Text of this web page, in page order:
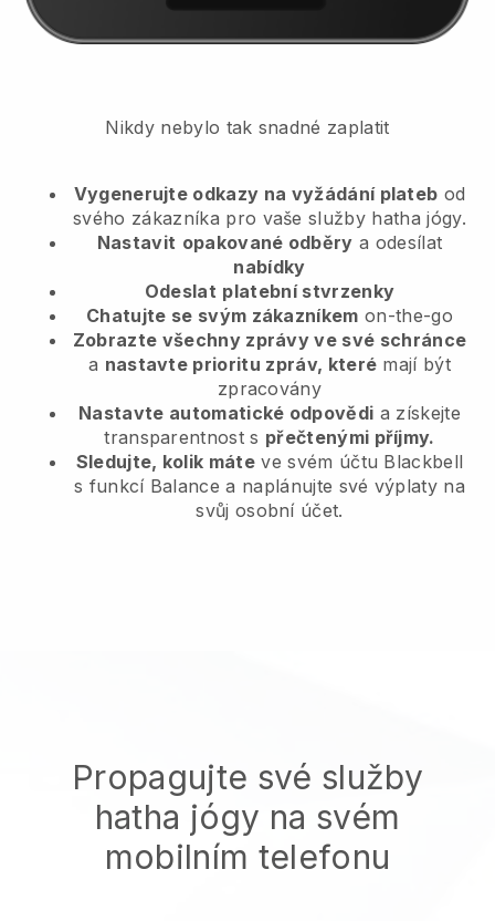
Nikdy nebylo tak snadné zaplatit
Vygenerujte odkazy na vyžádání plateb od
svého zákazníka pro vaše služby hatha jógy.
Nastavit opakované odběry a odesílat
nabídky
Odeslat platební stvrzenky
Chatujte se svým zákazníkem on-the-go
Zobrazte všechny zprávy ve své schránce
a nastavte prioritu zpráv, které mají být
zpracovány
Nastavte automatické odpovědi a získejte
transparentnost s přečtenými příjmy.
Sledujte, kolik máte ve svém účtu Blackbell
s funkcí Balance a naplánujte své výplaty na
svůj osobní účet.
Propagujte své služby
hatha jógy na svém
mobilním telefonu